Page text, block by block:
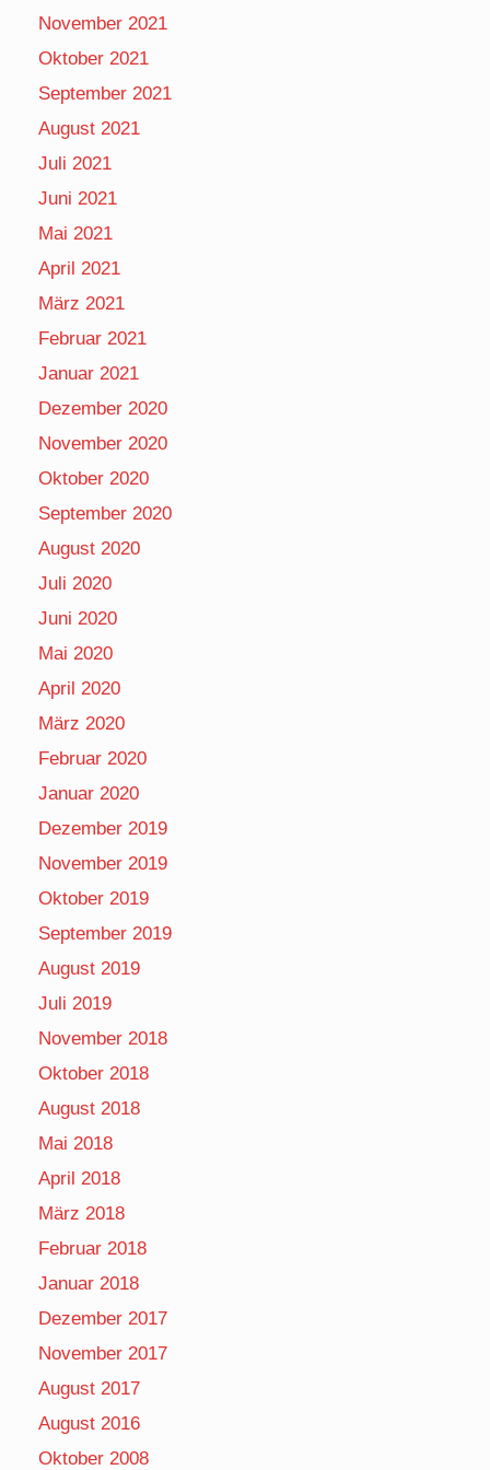
November 2021
Oktober 2021
September 2021
August 2021
Juli 2021
Juni 2021
Mai 2021
April 2021
März 2021
Februar 2021
Januar 2021
Dezember 2020
November 2020
Oktober 2020
September 2020
August 2020
Juli 2020
Juni 2020
Mai 2020
April 2020
März 2020
Februar 2020
Januar 2020
Dezember 2019
November 2019
Oktober 2019
September 2019
August 2019
Juli 2019
November 2018
Oktober 2018
August 2018
Mai 2018
April 2018
März 2018
Februar 2018
Januar 2018
Dezember 2017
November 2017
August 2017
August 2016
Oktober 2008